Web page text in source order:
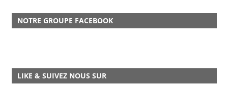
NOTRE GROUPE FACEBOOK
LIKE & SUIVEZ NOUS SUR